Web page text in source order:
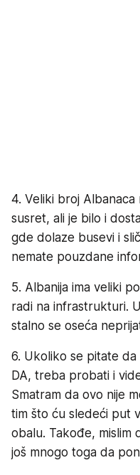
4. Veliki broj
susret, ali je bilo i
gde dolaze busevi i
nemate pouzdane
5. Albanija ima veliki
radi na infrastrukturi.
stalno se oseća
6. Ukoliko se pitate
DA, treba probati i
Smatram da ovo nije
tim što ću sledeći put
obalu. Takođe, mislim
još mnogo toga da